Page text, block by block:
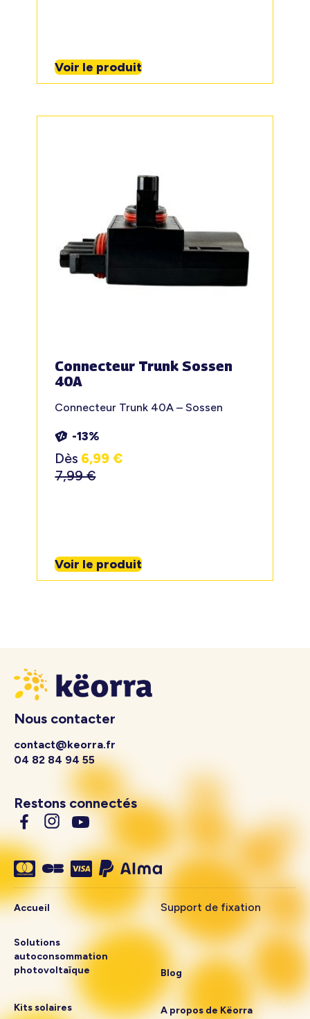
Voir le produit
Connecteur Trunk Sossen
40A
Connecteur Trunk 40A – Sossen
-13%
Dès 6,99€
7,99€
Voir le produit
Nous contacter
contact@keorra.fr
04 82 84 94 55
Restons connectés
Accueil
Solutions
autoconsommation
photovoltaïque
Kits solaires
Support de fixation
Blog
A propos de Këorra